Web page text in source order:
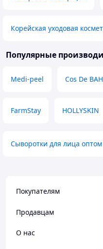
Корейская уходовая
Популярные
Medi-peel Cos De
FarmStay HOLLYSKIN
Сыворотки для лица оптом
Покупателям
Продавцам
О нас